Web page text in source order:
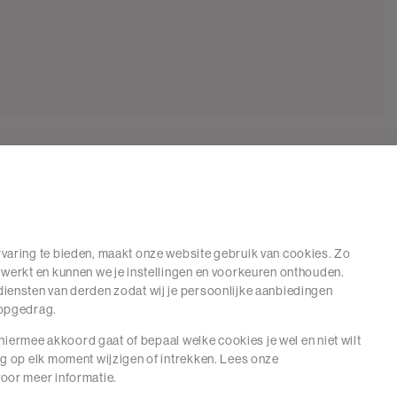
te bieden, maakt onze website gebruik van cookies. Zo
en kunnen we je instellingen en voorkeuren onthouden.
van derden zodat wij je persoonlijke aanbiedingen
akkoord gaat of bepaal welke cookies je wel en niet wilt
op elk moment wijzigen of intrekken. Lees onze
meer informatie.